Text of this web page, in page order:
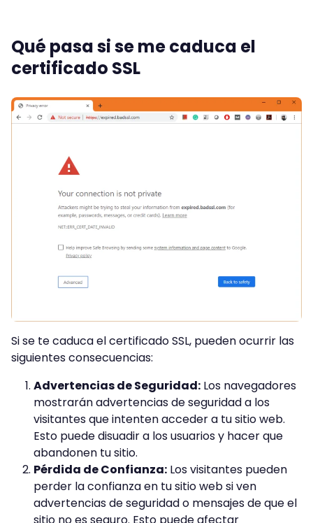
Qué pasa si se me caduca el
certificado SSL
Si se te caduca el certificado SSL, pueden ocurrir las
siguientes consecuencias:
Advertencias de Seguridad: Los navegadores
mostrarán advertencias de seguridad a los
visitantes que intenten acceder a tu sitio web.
Esto puede disuadir a los usuarios y hacer que
abandonen tu sitio.
Pérdida de Confianza: Los visitantes pueden
perder la confianza en tu sitio web si ven
advertencias de seguridad o mensajes de que el
sitio no es seguro. Esto puede afectar